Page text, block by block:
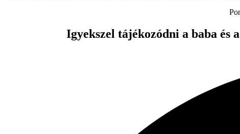
Igyekszel tájékozódni a baba és